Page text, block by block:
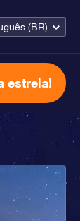
(BR)
estrela!